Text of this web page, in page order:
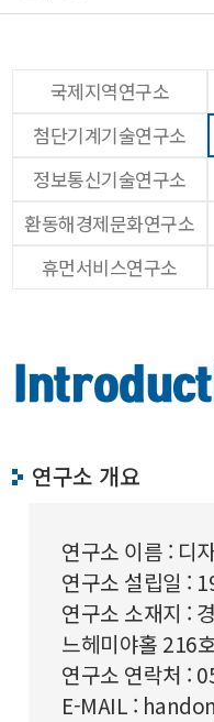
국제지역연구소
첨단기계기술연구소
정보통신기술연구소
환동해경제문화연구소
휴먼서비스연구소
연구소 개요
연구소 이름 : 디
연구소 설립일 :
연구소 소재지 :
느헤미야홀 216
연구소 연락처 :
E-MAIL :